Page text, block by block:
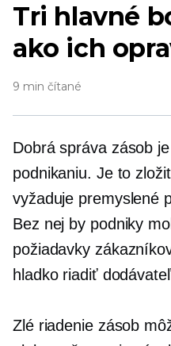
Tri hlavné
ako ich
9 min čítané
Dobrá správa zásob
podnikaniu. Je to
vyžaduje premyslené
Bez nej by podniky
požiadavky
hladko riadiť
Zlé riadenie zásob